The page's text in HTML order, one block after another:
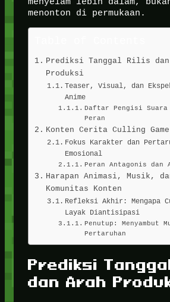
menonton di permukaan.
Prediksi Tanggal Rilis dan
Produksi
Teaser, Visual, dan
Anime
Daftar Pengisi Suara
Peran
Konten Cerita Culling
Fokus Karakter dan
Emosional
Peran Antagonis dan
Harapan Animasi, Musik,
Komunitas Konten
Refleksi Akhir: Mengapa
Layak Diantisipasi
Penutup: Menyambut
Pertaruhan
Prediksi
dan Arah